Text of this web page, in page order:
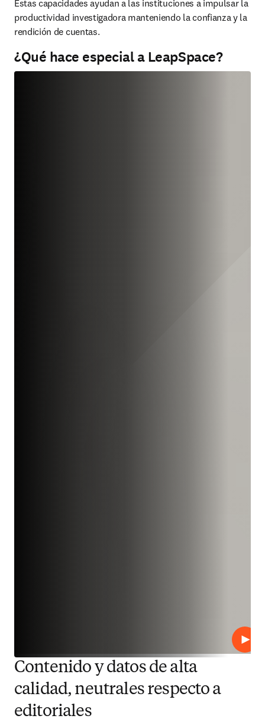
Estas capacidades ayudan a las instituciones a impulsar la
productividad investigadora manteniendo la confianza y la
rendición de cuentas.
¿Qué hace especial a LeapSpace?
Contenido y datos de alta
calidad, neutrales respecto a
editoriales